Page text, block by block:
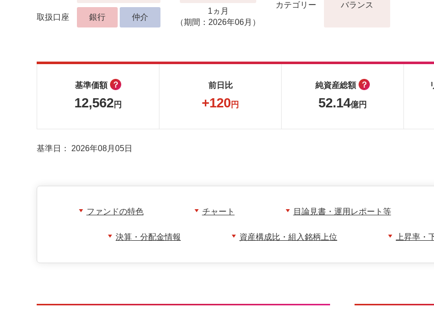
取扱口座 銀行 仲介
1ヵ月
（期間：2026年06月）
カテゴリー バランス
基準価額 ？
12,562円
前日比
+120円
純資産総額 ？
52.14億円
基準日： 2026年08月05日
ファンドの特色 チャート 目論見書・運用レポート等
決算・分配金情報 資産構成比・組入銘柄上位 上昇率・